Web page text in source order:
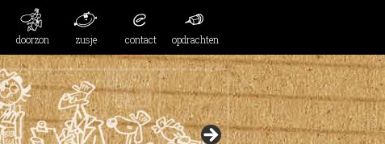
doorzon zusje contact opdrachten